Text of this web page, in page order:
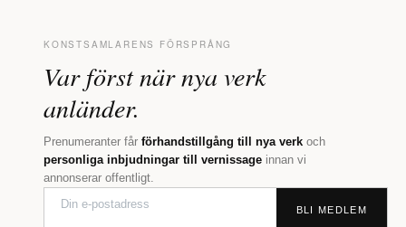
KONSTSAMLARENS FÖRSPRÅNG
Var först när nya verk
anländer.
Prenumeranter får förhandstillgång till nya verk och
personliga inbjudningar till vernissage innan vi
annonserar offentligt.
BLI MEDLEM